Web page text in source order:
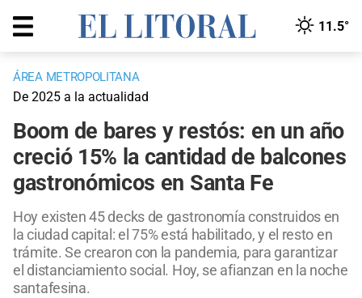
11.5°
ÁREA METROPOLITANA
De 2025 a la actualidad
Boom de bares y restós: en un año
creció 15% la cantidad de balcones
gastronómicos en Santa Fe
Hoy existen 45 decks de gastronomía construidos en
la ciudad capital: el 75% está habilitado, y el resto en
trámite. Se crearon con la pandemia, para garantizar
el distanciamiento social. Hoy, se afianzan en la noche
santafesina.